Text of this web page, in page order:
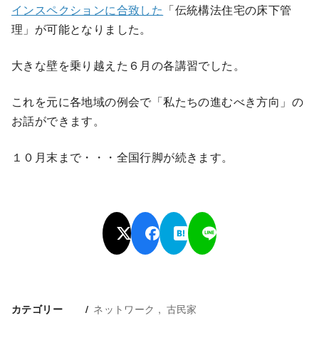
インスペクションに合致した 「伝統構法住宅の床下管
理」が可能となりました。
大きな壁を乗り越えた６月の各講習でした。
これを元に各地域の例会で「私たちの進むべき方向」の
お話ができます。
１０月末まで・・・全国行脚が続きます。
カテゴリー ネットワーク 古民家